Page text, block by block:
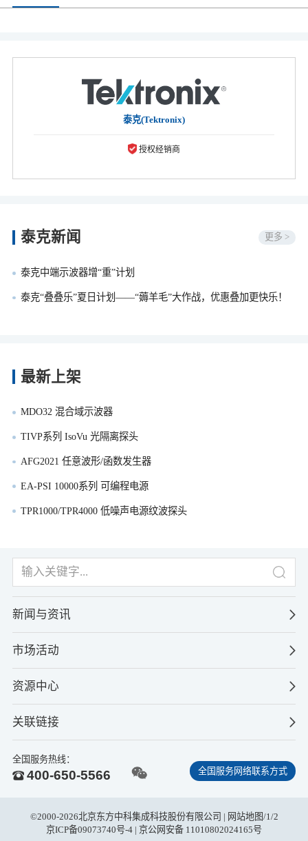
泰克(Tektronix)
授权经销商
泰克新闻 更多 >
泰克中端示波器增“重”计划
泰克“叠叠乐”夏日计划——“薅羊毛”大作战，优惠叠加更快乐！
最新上架
MDO32 混合域示波器
TIVP系列 IsoVu 光隔离探头
AFG2021 任意波形/函数发生器
EA-PSI 10000系列 可编程电源
TPR1000/TPR4000 低噪声电源纹波探头
新闻与资讯
市场活动
资源中心
关联链接
全国服务热线：
400-650-5566 全国服务网络联系方式
©2000-2026北京东方中科集成科技股份有限公司 | 网站地图/1/2
京ICP备09073740号-4 | 京公网安备 11010802024165号